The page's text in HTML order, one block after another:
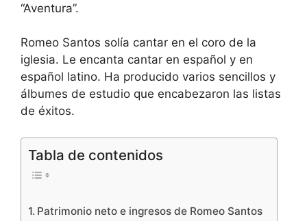
“Aventura”.
Romeo Santos solía cantar en el coro de la
iglesia. Le encanta cantar en español y en
español latino. Ha producido varios sencillos y
álbumes de estudio que encabezaron las listas
de éxitos.
Tabla de contenidos
Patrimonio neto e ingresos de Romeo Santos